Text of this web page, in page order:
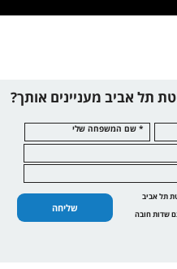
תל אביב מעניינים אותך?
* שם המשפחה שלי
תל אביב
שליחה
שדות חובה